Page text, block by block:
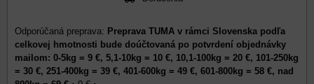
Preprava TUMA v rámci Slovenska podľa
celkovej hmotnosti bude doúčtovaná po potvrdení objednávky
mailom: 0-5kg = 9 €, 5,1-10kg = 10 €, 10,1-100kg = 20 €, 101-250kg
= 30 €, 251-400kg = 39 €, 401-600kg = 49 €, 601-800kg = 58 €, nad